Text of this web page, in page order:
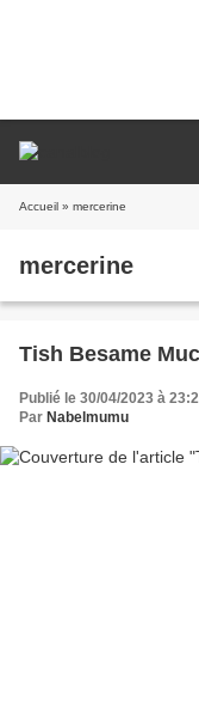
Accueil » mercerine
mercerine
Tish Besame
Publié le 30/04/2023 à
Par Nabelmumu